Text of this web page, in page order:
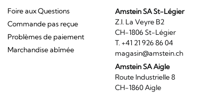
Foire aux Questions
Commande pas reçue
Problèmes de paiement
Marchandise abîmée
Amstein SA St-Légier
Z.I. La Veyre B2
CH-1806 St-Légier
T. +41 21 926 86 04
magasin@amstein.ch
Amstein SA Aigle
Route Industrielle 8
CH-1860 Aigle